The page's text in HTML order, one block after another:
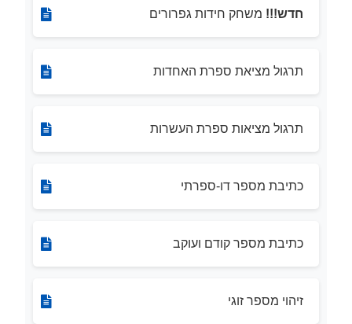
חדש!!! משחק חידות גפרורים
תרגול מציאת ספרת האחדות
תרגול מציאות ספרת העשרות
כתיבת מספר דו-ספרתי
כתיבת מספר קודם ועוקב
זיהוי מספר זוגי